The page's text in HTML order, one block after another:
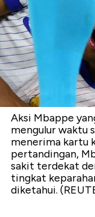
Aksi Mbappe
mengulur waktu
menerima kartu
pertandingan,
sakit terdekat
tingkat
diketahui.